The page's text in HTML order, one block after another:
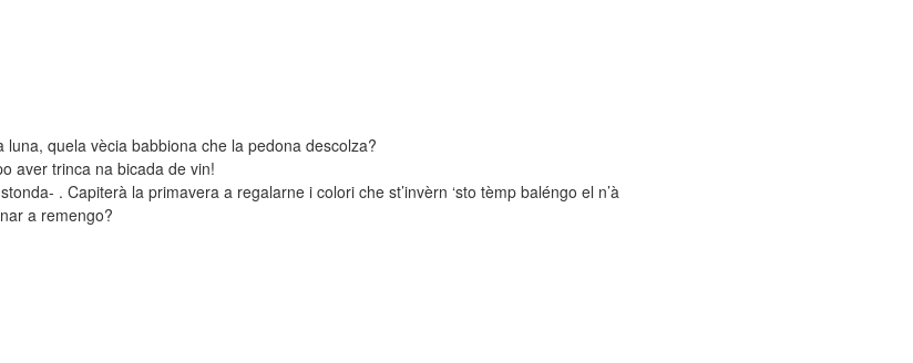
quela vècia babbiona che la pedona descolza?
aver trinca na bicada de vin!
. Capiterà la primavera a regalarne i colori che st’invèrn ‘sto tèmp baléngo el n’à
a remengo?